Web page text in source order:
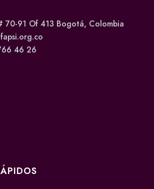
70-91 Of 413 Bogotá, Colombia
46 26